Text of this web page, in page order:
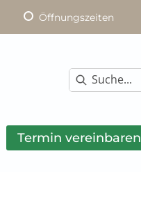
Öffnungszeiten
Termin vereinbaren